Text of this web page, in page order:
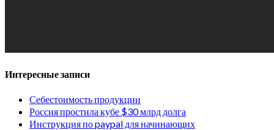
Интересные записи
Себестоимость продукции
Россия простила кубе $30 млрд долга
Инструкция по paypal для начинающих